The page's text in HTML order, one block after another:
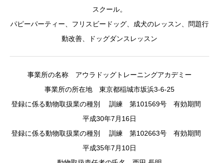
スクール。
パピーパーティー、フリスビードッグ、成犬のレッスン、問題行
動改善、ドッグダンスレッスン
事業所の名称 アウラドッグトレーニングアカデミー
事業所の所在地 東京都稲城市坂浜3-6-25
登録に係る動物取扱業の種別 訓練 第101569号 有効期間
平成30年7月16日
登録に係る動物取扱業の種別 訓練 第102663号 有効期間
平成35年7月10日